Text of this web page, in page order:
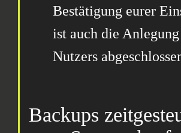
Bestätigung eurer
ist auch die Anlegung
Nutzers
Backups